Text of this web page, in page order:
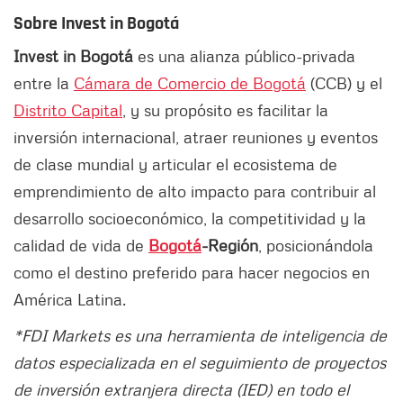
Sobre Invest in Bogotá
Invest in Bogotá es una alianza público-privada
entre la Cámara de Comercio de Bogotá (CCB) y el
Distrito Capital , y su propósito es facilitar la
inversión internacional, atraer reuniones y eventos
de clase mundial y articular el ecosistema de
emprendimiento de alto impacto para contribuir al
desarrollo socioeconómico, la competitividad y la
calidad de vida de Bogotá-Región , posicionándola
como el destino preferido para hacer negocios en
América Latina.
*FDI Markets es una herramienta de inteligencia de
datos especializada en el seguimiento de proyectos
de inversión extranjera directa (IED) en todo el